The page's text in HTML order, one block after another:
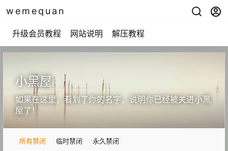
wemequan
升级会员教程 网站说明 解压教程
小黑屋
如果在这里，看到了你的名字，说明你已经被关进小黑
屋了！
所有禁闭 临时禁闭 永久禁闭